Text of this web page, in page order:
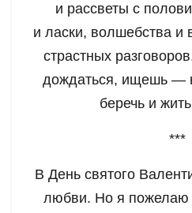
и рассветы с
и ласки, волшебства и
страстных
дождаться, ищешь —
беречь и
***
В День святого
любви. Но я пожелаю